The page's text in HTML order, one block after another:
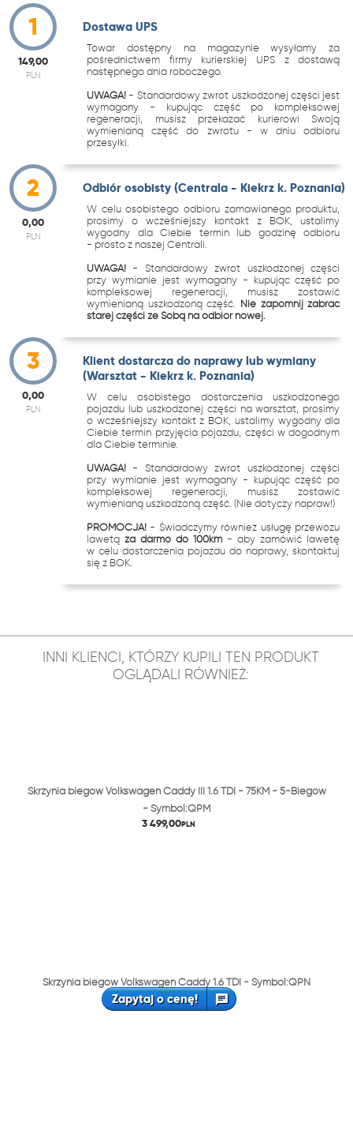
1
149,00
PLN
Dostawa UPS
Towar dostępny na magazynie wysyłamy za
pośrednictwem firmy kurierskiej UPS z dostawą
następnego dnia roboczego.
UWAGA! - Standardowy zwrot uszkodzonej części jest
wymagany - kupując część po kompleksowej
regeneracji, musisz przekazać kurierowi Swoją
wymienianą część do zwrotu - w dniu odbioru
przesyłki.
2
0,00
PLN
Odbiór osobisty (Centrala - Kiekrz k. Poznania)
W celu osobistego odbioru zamawianego produktu,
prosimy o wcześniejszy kontakt z BOK, ustalimy
wygodny dla Ciebie termin lub godzinę odbioru
- prosto z naszej Centrali.
UWAGA! - Standardowy zwrot uszkodzonej części
przy wymianie jest wymagany - kupując część po
kompleksowej regeneracji, musisz zostawić
wymienianą uszkodzoną część. Nie zapomnij zabrać
starej części ze Sobą na odbiór nowej.
3
0,00
PLN
Klient dostarcza do naprawy lub wymiany
(Warsztat - Kiekrz k. Poznania)
W celu osobistego dostarczenia uszkodzonego
pojazdu lub uszkodzonej części na warsztat, prosimy
o wcześniejszy kontakt z BOK, ustalimy wygodny dla
Ciebie termin przyjęcia pojazdu, części w dogodnym
dla Ciebie terminie.
UWAGA! - Standardowy zwrot uszkodzonej części
przy wymianie jest wymagany - kupując część po
kompleksowej regeneracji, musisz zostawić
wymienianą uszkodzoną część. (Nie dotyczy napraw!)
PROMOCJA! - Świadczymy również usługę przewozu
lawetąza darmo do 100km - aby zamówić lawetę
w celu dostarczenia pojazdu do naprawy, skontaktuj
się z BOK.
INNI KLIENCI, KTÓRZY KUPILI TEN PRODUKT
OGLĄDALI RÓWNIEŻ:
Skrzynia biegów Volkswagen Caddy III 1.6 TDI - 75KM - 5-Biegów
- Symbol:QPM
3 499,00PLN
Skrzynia biegów Volkswagen Caddy 1.6 TDI - Symbol:QPN
Zapytaj o cenę!